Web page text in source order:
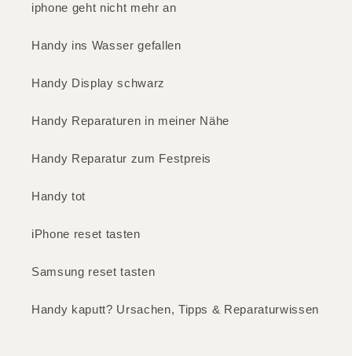
iphone geht nicht mehr an
Handy ins Wasser gefallen
Handy Display schwarz
Handy Reparaturen in meiner Nähe
Handy Reparatur zum Festpreis
Handy tot
iPhone reset tasten
Samsung reset tasten
Handy kaputt? Ursachen, Tipps & Reparaturwissen